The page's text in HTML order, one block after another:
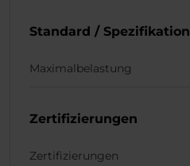
Standard / Spezifikation
Maximalbelastung
Zertifizierungen
Zertifizierungen